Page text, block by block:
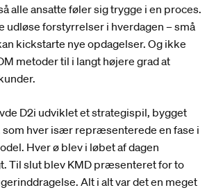
alle ansatte føler sig trygge i en proces.
udløse forstyrrelser i hverdagen – små
kickstarte nye opdagelser. Og ikke
metoder til i langt højere grad at
D2i udviklet et strategispil, bygget
som hver især repræsenterede en fase i
Hver ø blev i løbet af dagen
Til slut blev KMD præsenteret for to
Alt i alt var det en meget